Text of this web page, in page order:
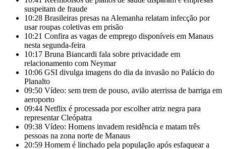
suspeitam de fraude
10:28 Brasileiras presas na Alemanha relatam infecção por
usar roupas coletivas em prisão
10:21 Confira as vagas de emprego disponíveis em Manaus
nesta segunda-feira
10:17 Bruna Biancardi fala sobre privacidade em
relacionamento com Neymar
10:06 GSI divulga imagens do dia da invasão no Palácio do
Planalto
09:50 Vídeo: sem trem de pouso, avião aterrissa de barriga em
aeroporto
09:44 Netflix é processada por escolher atriz negra para
representar Cleópatra
09:38 Vídeo: Homens invadem residência e matam três
pessoas na zona norte de Manaus
20:59 Homem é linchado pela população após esfaquear a